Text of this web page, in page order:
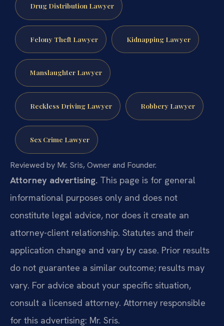
Drug Distribution Lawyer
Felony Theft Lawyer Kidnapping Lawyer
Manslaughter Lawyer
Reckless Driving Lawyer Robbery Lawyer
Sex Crime Lawyer
Reviewed by Mr. Sris, Owner and Founder.
Attorney advertising. This page is for general
informational purposes only and does not
constitute legal advice, nor does it create an
attorney-client relationship. Statutes and their
application change and vary by case. Prior results
do not guarantee a similar outcome; results may
vary. For advice about your specific situation,
consult a licensed attorney. Attorney responsible
for this advertising: Mr. Sris.